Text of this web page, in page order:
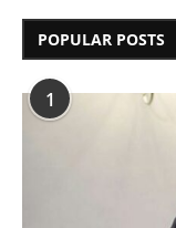
POPULAR POSTS
1